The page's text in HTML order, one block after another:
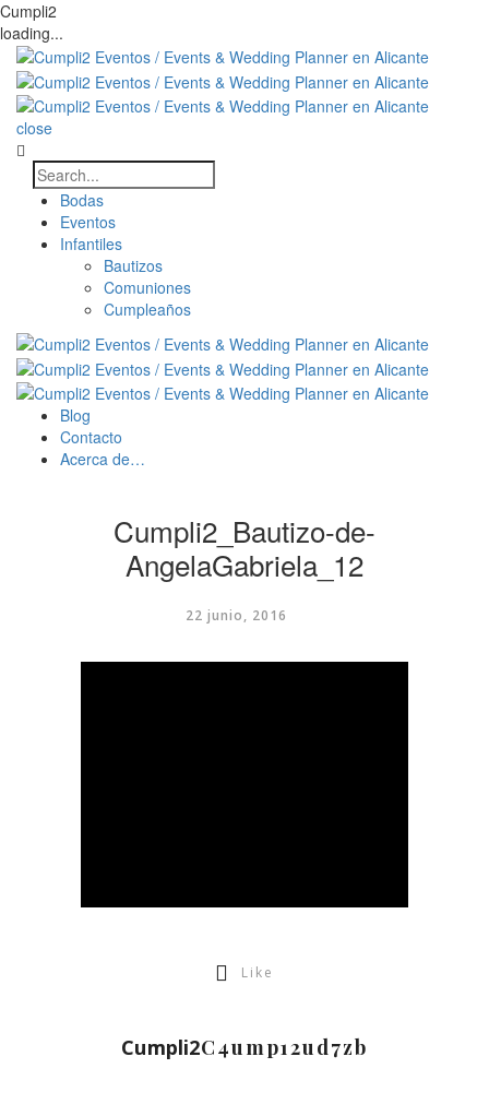
Cumpli2
loading...
close
Bodas
Eventos
Infantiles
Bautizos
Comuniones
Cumpleaños
Blog
Contacto
Acerca de…
Cumpli2_Bautizo-de-
AngelaGabriela_12
22 junio, 2016
Like
Cumpli2C4ump12ud7zb